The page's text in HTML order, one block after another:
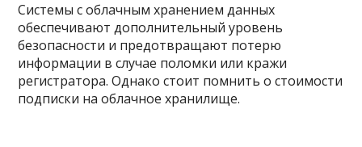
Системы с облачным хранением данных
обеспечивают дополнительный уровень
безопасности и предотвращают потерю
информации в случае поломки или кражи
регистратора. Однако стоит помнить о стоимости
подписки на облачное хранилище.